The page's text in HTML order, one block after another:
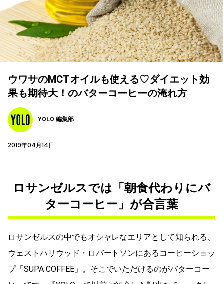
ウワサのMCTオイルも使える♡ダイエット効
果も期待大！のバターコーヒーの淹れ方
YOLO 編集部
2019年04月14日
ロサンゼルスでは「朝食代わりにバ
ターコーヒー」が合言葉
ロサンゼルスの中でもオシャレなエリアとして知られる、
ウェストハリウッド・ロバートソンにあるコーヒーショッ
プ「SUPA COFFEE」。そこでいただけるのがバターコー